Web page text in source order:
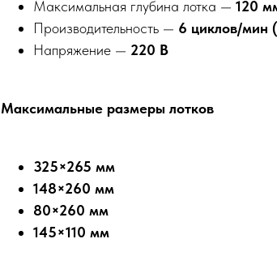
Максимальная глубина лотка — 120
Производительность — 6 циклов/мин
Напряжение — 220 В
Максимальные размеры лотков
325×265 мм
148×260 мм
80×260 мм
145×110 мм